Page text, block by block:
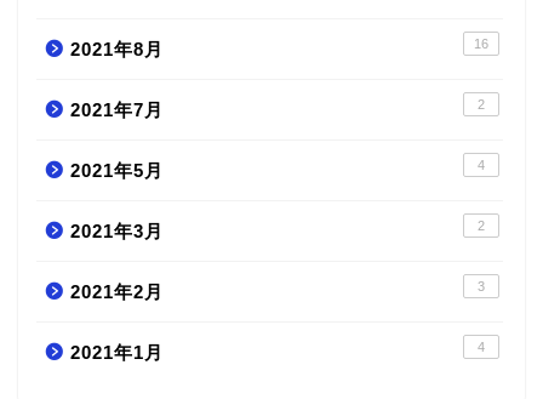
2021年8月 16
2021年7月 2
2021年5月 4
2021年3月 2
2021年2月 3
2021年1月 4